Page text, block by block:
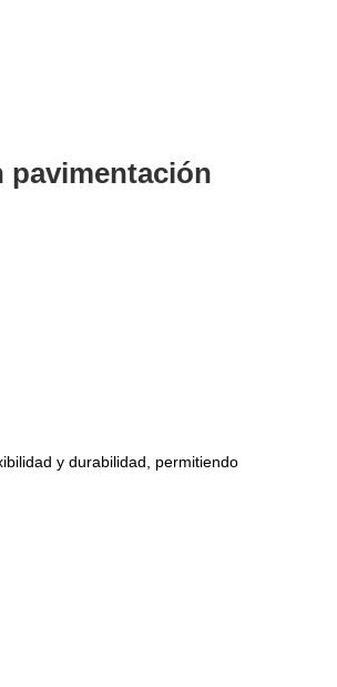
pavimentación
y durabilidad, permitiendo